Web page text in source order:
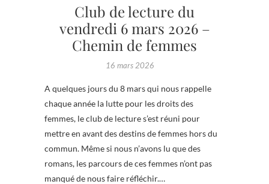
Club de lecture du
vendredi 6 mars 2026 –
Chemin de femmes
16 mars 2026
A quelques jours du 8 mars qui nous rappelle
chaque année la lutte pour les droits des
femmes, le club de lecture s’est réuni pour
mettre en avant des destins de femmes hors du
commun. Même si nous n’avons lu que des
romans, les parcours de ces femmes n’ont pas
manqué de nous faire réfléchir.…